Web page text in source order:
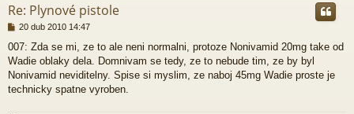
Re: Plynové pistole
P
í
s
p
ě
20 dub 2010 14:47
007: Zda se mi, ze to ale neni normalni, protoze Nonivamid 20mg take od
Wadie oblaky dela. Domnivam se tedy, ze to nebude tim, ze by byl
Nonivamid neviditelny. Spise si myslim, ze naboj 45mg Wadie proste je
technicky spatne vyroben.